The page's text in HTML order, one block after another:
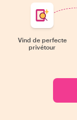
Vind de perfecte
privétour